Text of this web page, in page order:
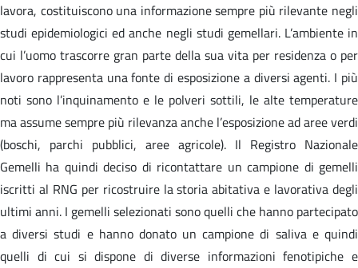
lavora, costituiscono una informazione sempre più rilevante negli
studi epidemiologici ed anche negli studi gemellari. L’ambiente in
cui l’uomo trascorre gran parte della sua vita per residenza o per
lavoro rappresenta una fonte di esposizione a diversi agenti. I più
noti sono l’inquinamento e le polveri sottili, le alte temperature
ma assume sempre più rilevanza anche l’esposizione ad aree verdi
(boschi, parchi pubblici, aree agricole). Il Registro Nazionale
Gemelli ha quindi deciso di ricontattare un campione di gemelli
iscritti al RNG per ricostruire la storia abitativa e lavorativa degli
ultimi anni. I gemelli selezionati sono quelli che hanno partecipato
a diversi studi e hanno donato un campione di saliva e quindi
quelli di cui si dispone di diverse informazioni fenotipiche e